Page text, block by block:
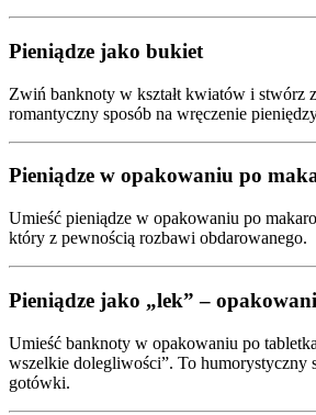
Pieniądze jako bukiet
Zwiń banknoty w kształt kwiatów i stwórz
romantyczny sposób na wręczenie
Pieniądze w opakowaniu po
Umieść pieniądze w opakowaniu po
który z pewnością rozbawi obdarowanego.
Pieniądze jako „lek” –
Umieść banknoty w opakowaniu po
wszelkie dolegliwości”. To humorystyczny
gotówki.